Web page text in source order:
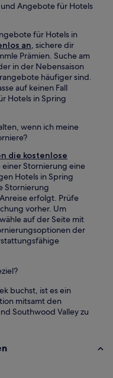
Angebote für Hotels
für Hotels in
an, sichere dir
Prämien. Suche am
in der Nebensaison
häufiger sind.
auf keinen Fall
Hotels in Spring
wenn ich meine
die kostenlose
einer Stornierung eine
Hotels in Spring
Stornierung
erfolgt. Prüfe
vorher. Um
auf der Seite mit
der
buchst, ist es ein
mitsamt den
Southwood Valley zu